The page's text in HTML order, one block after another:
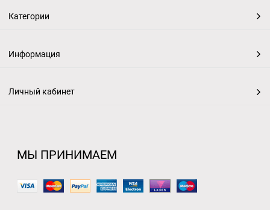
Категории
Информация
Личный кабинет
МЫ ПРИНИМАЕМ